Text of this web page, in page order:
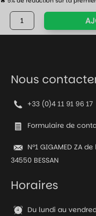
quantité
de
Kodiak
Nous
+33 (0)4 11 91 96 17
Formulaire de
N°1 GIGAMED ZA
34550 BESSAN
Horaires
Du lundi au